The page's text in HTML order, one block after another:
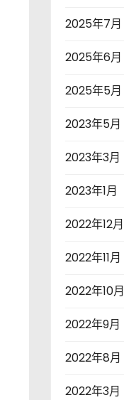
2025年7月
2025年6月
2025年5月
2023年5月
2023年3月
2023年1月
2022年12月
2022年11月
2022年10月
2022年9月
2022年8月
2022年3月